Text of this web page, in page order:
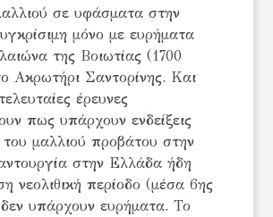
σε υφάσματα στην
μόνο με ευρήματα
της Βοιωτίας (1700
Ακρωτήρι Σαντορίνης. Και
έρευνες
πως υπάρχουν ενδείξεις
μαλλιού προβάτου στην
στην Ελλάδα ήδη
νεολιθική περίοδο (μέσα 6ης
υπάρχουν ευρήματα. Το